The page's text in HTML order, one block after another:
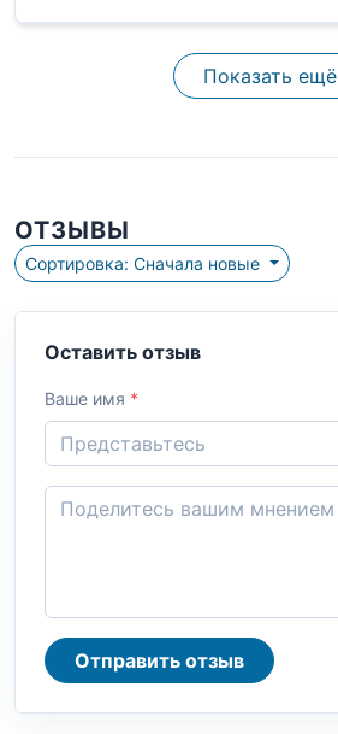
Показать ещё
ОТЗЫВЫ
Сортировка: Сначала новые
Оставить отзыв
Ваше имя *
Отправить отзыв